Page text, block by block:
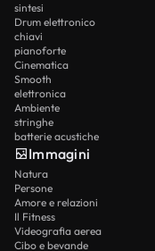
sintesi
Drum elettronico
chiavi
pianoforte
Cinematica
Smooth
elettronica
Ambiente
stringhe
batterie acustiche
Immagini
Natura
Persone
Amore e relazioni
Il Fitness
Videografia aerea
Cibo e bevande